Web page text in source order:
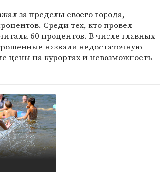
за пределы своего города,
Среди тех, кто провел
60 процентов. В числе главных
назвали недостаточную
цены на курортах и невозможность